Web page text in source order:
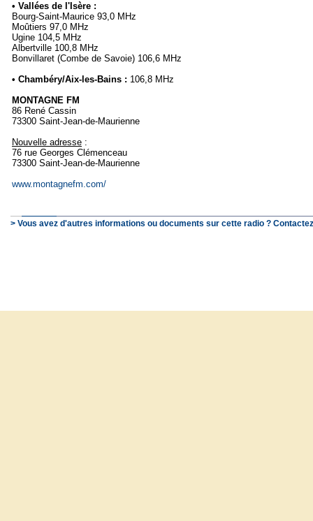
• Vallées de l'Isère :
Bourg-Saint-Maurice 93,0 MHz
Moûtiers 97,0 MHz
Ugine 104,5 MHz
Albertville 100,8 MHz
Bonvillaret (Combe de Savoie) 106,6 MHz
• Chambéry/Aix-les-Bains : 106,8 MHz
MONTAGNE FM
86 René Cassin
73300 Saint-Jean-de-Maurienne
Nouvelle adresse :
76 rue Georges Clémenceau
73300 Saint-Jean-de-Maurienne
www.montagnefm.com/
> Vous avez d'autres informations ou documents sur cette radio ?